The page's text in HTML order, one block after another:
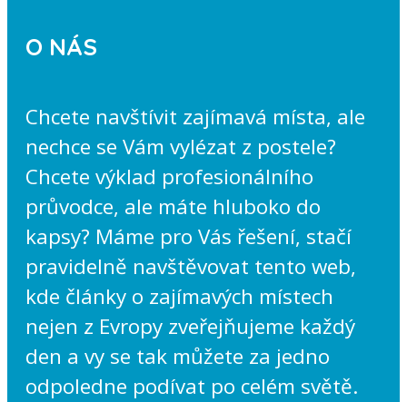
O NÁS
Chcete navštívit zajímavá místa, ale
nechce se Vám vylézat z postele?
Chcete výklad profesionálního
průvodce, ale máte hluboko do
kapsy? Máme pro Vás řešení, stačí
pravidelně navštěvovat tento web,
kde články o zajímavých místech
nejen z Evropy zveřejňujeme každý
den a vy se tak můžete za jedno
odpoledne podívat po celém světě.